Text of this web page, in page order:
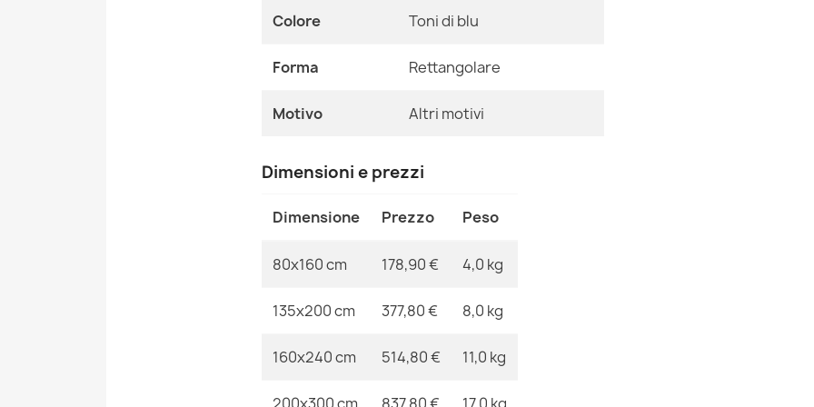
Colore Toni di blu
Forma Rettangolare
Motivo Altri motivi
Dimensioni e prezzi
Dimensione Prezzo Peso
80x160 cm 178,90 € 4,0 kg
135x200 cm 377,80 € 8,0 kg
160x240 cm 514,80 € 11,0 kg